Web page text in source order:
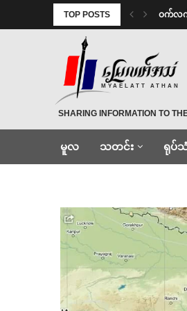
TOP POSTS ဝက်လက်
MYAELATT ATHAN
SHARING INFORMATION TO
မူလ သတင်း ရုပ်
Home လေပြင်းတိုက်၊မိုးသည်း